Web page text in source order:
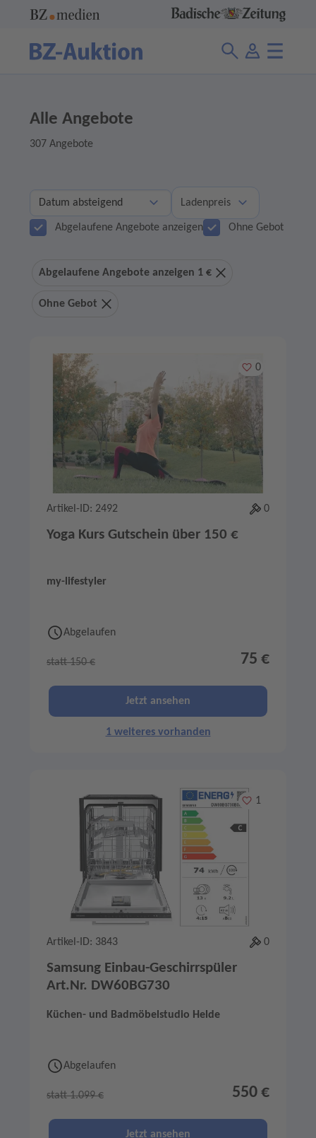
Alle Angebote
307 Angebote
Ladenpreis
Abgelaufene Angebote anzeigen Ohne Gebot
Abgelaufene Angebote anzeigen 1 €
Ohne Gebot
Merken
0
Artikel-ID: 2492 0
Yoga Kurs Gutschein über 150 €
my-lifestyler
Abgelaufen
statt 150 € 75 €
Jetzt ansehen
1 weiteres vorhanden
Merken
1
Artikel-ID: 3843 0
Samsung Einbau-Geschirrspüler
Art.Nr. DW60BG730
Küchen- und Badmöbelstudio Helde
Abgelaufen
statt 1.099 € 550 €
Jetzt ansehen